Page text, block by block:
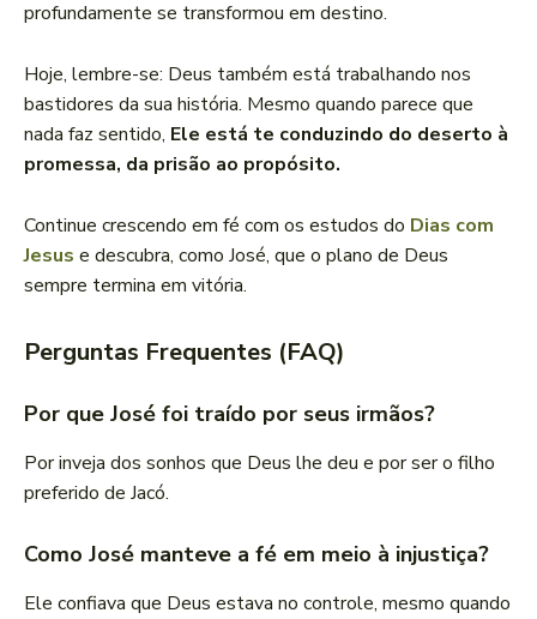
profundamente se transformou em destino.
Hoje, lembre-se: Deus também está trabalhando nos
bastidores da sua história. Mesmo quando parece que
nada faz sentido, Ele está te conduzindo do deserto à
promessa, da prisão ao propósito.
Continue crescendo em fé com os estudos do Dias com
Jesus e descubra, como José, que o plano de Deus
sempre termina em vitória.
Perguntas Frequentes (FAQ)
Por que José foi traído por seus irmãos?
Por inveja dos sonhos que Deus lhe deu e por ser o filho
preferido de Jacó.
Como José manteve a fé em meio à injustiça?
Ele confiava que Deus estava no controle, mesmo quando